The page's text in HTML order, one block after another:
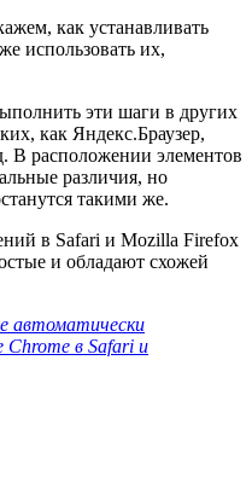
как устанавливать
использовать их,
эти шаги в других
как Яндекс.Браузер,
В расположении элементов
различия, но
такими же.
в Safari и Mozilla Firefox
и обладают схожей
автоматически
Chrome в Safari и